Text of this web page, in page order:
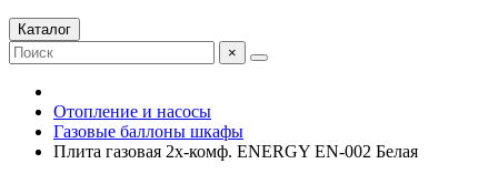
Каталог
×
Отопление и насосы
Газовые баллоны шкафы
Плита газовая 2х-комф. ENERGY EN-002 Белая